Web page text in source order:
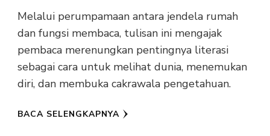
Melalui perumpamaan antara jendela rumah
dan fungsi membaca, tulisan ini mengajak
pembaca merenungkan pentingnya literasi
sebagai cara untuk melihat dunia, menemukan
diri, dan membuka cakrawala pengetahuan.
BACA SELENGKAPNYA